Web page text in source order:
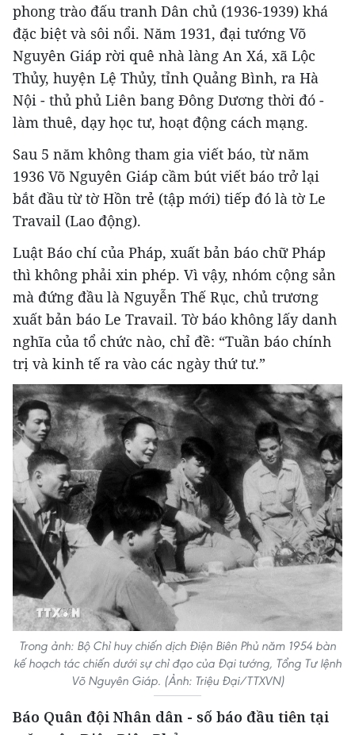
phong trào đấu tranh Dân chủ (1936-1939) khá
đặc biệt và sôi nổi. Năm 1931, đại tướng Võ
Nguyên Giáp rời quê nhà làng An Xá, xã Lộc
Thủy, huyện Lệ Thủy, tỉnh Quảng Bình, ra Hà
Nội - thủ phủ Liên bang Đông Dương thời đó -
làm thuê, dạy học tư, hoạt động cách mạng.
Sau 5 năm không tham gia viết báo, từ năm
1936 Võ Nguyên Giáp cầm bút viết báo trở lại
bắt đầu từ tờ Hồn trẻ (tập mới) tiếp đó là tờ Le
Travail (Lao động).
Luật Báo chí của Pháp, xuất bản báo chữ Pháp
thì không phải xin phép. Vì vậy, nhóm cộng sản
mà đứng đầu là Nguyễn Thế Rục, chủ trương
xuất bản báo Le Travail. Tờ báo không lấy danh
nghĩa của tổ chức nào, chỉ đề: “Tuần báo chính
trị và kinh tế ra vào các ngày thứ tư.”
Trong ảnh: Bộ Chỉ huy chiến dịch Điện Biên Phủ năm 1954 bàn
kế hoạch tác chiến dưới sự chỉ đạo của Đại tướng, Tổng Tư lệnh
Võ Nguyên Giáp. (Ảnh: Triệu Đại/TTXVN)
Báo Quân đội Nhân dân - số báo đầu tiên tại